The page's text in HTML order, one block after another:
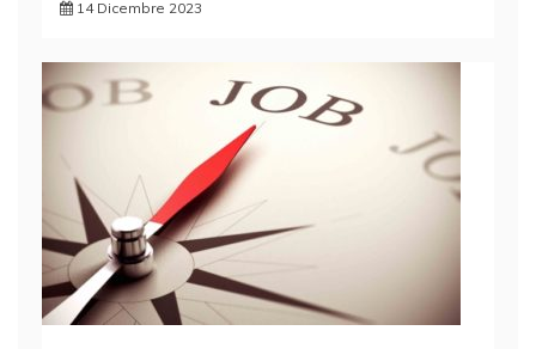
14 Dicembre 2023